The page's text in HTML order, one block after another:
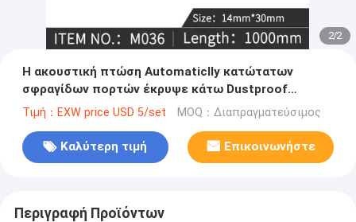
2/2
Η ακουστική πτώση Automaticlly κατώτατων
σφραγίδων πορτών έκρυψε κάτω Dustproof
Weatherstripping 14*30-38mm
Τιμή：EXW price USD 5/set MOQ：Διαπραγματεύσιμος
Καλύτερη τιμή Επικοινωνήστε
Περιγραφή Προϊόντων